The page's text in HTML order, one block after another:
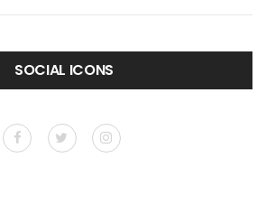
SOCIAL ICONS